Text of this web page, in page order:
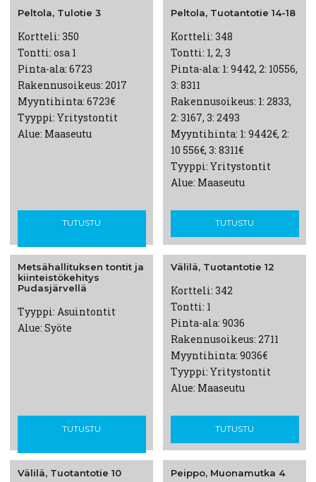
Peltola, Tulotie 3
Kortteli: 350
Tontti: osa 1
Pinta-ala: 6723
Rakennusoikeus: 2017
Myyntihinta: 6723€
Tyyppi: Yritystontit
Alue: Maaseutu
TUTUSTU
Peltola, Tuotantotie 14-18
Kortteli: 348
Tontti: 1, 2, 3
Pinta-ala: 1: 9442, 2: 10556,
3: 8311
Rakennusoikeus: 1: 2833,
2: 3167, 3: 2493
Myyntihinta: 1: 9442€, 2:
10 556€, 3: 8311€
Tyyppi: Yritystontit
Alue: Maaseutu
TUTUSTU
Metsähallituksen tontit ja
kiinteistökehitys
Pudasjärvellä
Tyyppi: Asuintontit
Alue: Syöte
TUTUSTU
Välilä, Tuotantotie 12
Kortteli: 342
Tontti: 1
Pinta-ala: 9036
Rakennusoikeus: 2711
Myyntihinta: 9036€
Tyyppi: Yritystontit
Alue: Maaseutu
TUTUSTU
Välilä, Tuotantotie 10 Peippo, Muonamutka 4